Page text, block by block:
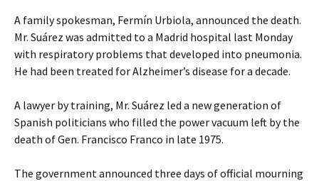
A family spokesman, Fermín Urbiola, announced the death.
Mr. Suárez was admitted to a Madrid hospital last Monday
with respiratory problems that developed into pneumonia.
He had been treated for Alzheimer’s disease for a decade.
A lawyer by training, Mr. Suárez led a new generation of
Spanish politicians who filled the power vacuum left by the
death of Gen. Francisco Franco in late 1975.
The government announced three days of official mourning